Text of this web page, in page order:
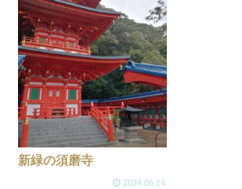
新緑の須磨寺
2024.05.14